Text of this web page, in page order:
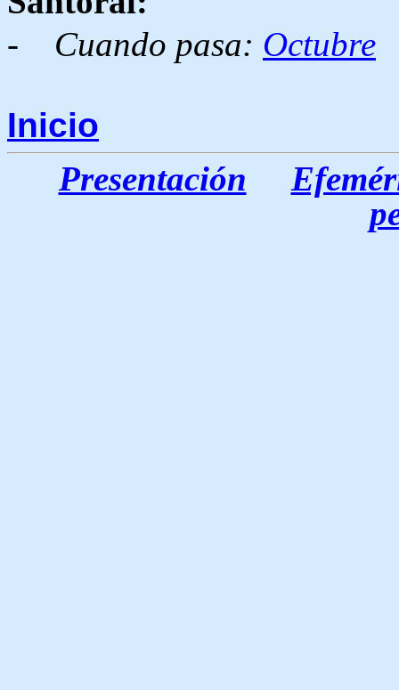
- Cuando pasa: Octubre
Inicio
Presentación